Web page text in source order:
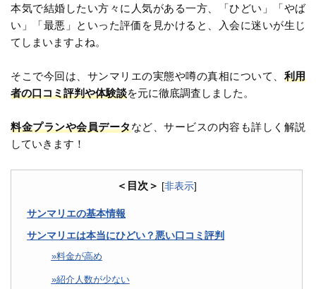
本気で結婚したい方々に人気がある一方、「ひどい」「やば
い」「最悪」といった評価を見かけると、入会に迷いが生じ
てしまいますよね。
そこで今回は、サンマリエの実態や噂の真相について、 利用
者の口コミ評判や体験談を元に徹底調査しました。
料金プランや会員データなど、サービスの内容も詳しく解説
していきます！
＜目次＞ [非表示]
サンマリエの基本情報
サンマリエは本当にひどい？悪い口コミ評判
料金が高め
紹介人数が少ない